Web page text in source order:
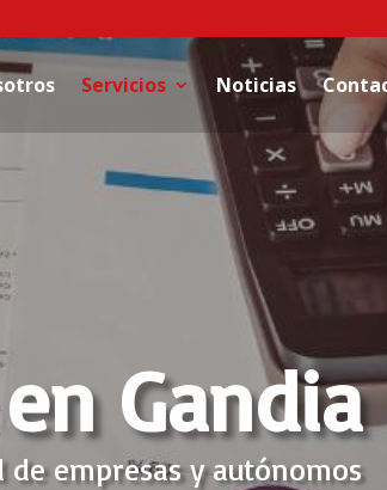
Servicios Noticias
Gandia
empresas y autónomos